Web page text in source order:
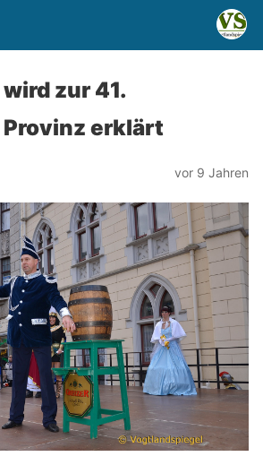
wird zur 41.
erklärt
vor 9 Jahren